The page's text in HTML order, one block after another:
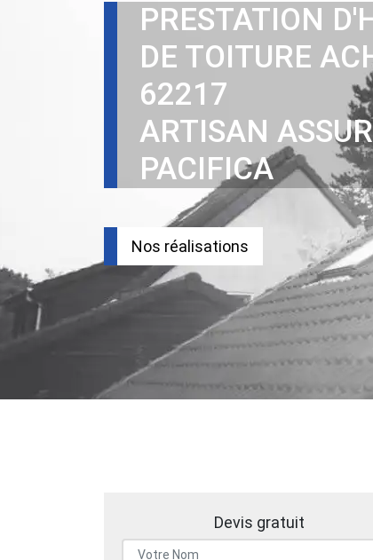
PRESTATION
DE TOITURE
62217
ARTISAN
PACIFICA
Nos réalisations
Devis gratuit